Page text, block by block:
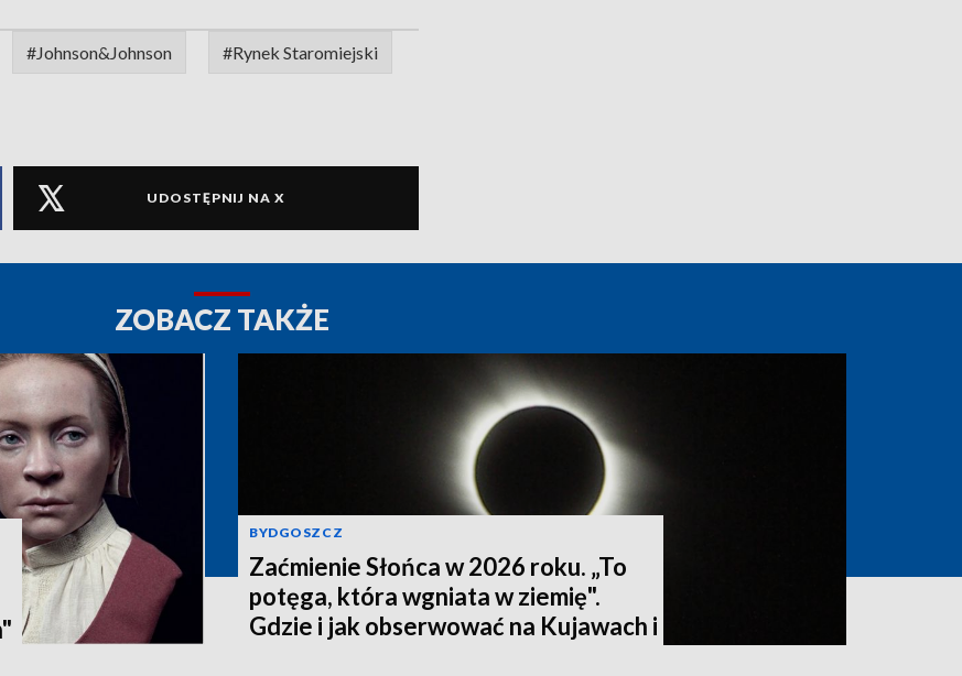
#Johnson&Johnson #Rynek Staromiejski
UDOSTĘPNIJ NA X
ZOBACZ TAKŻE
BYDGOSZCZ
Zaćmienie Słońca w 2026 roku. „To
potęga, która wgniata w ziemię".
Gdzie i jak obserwować na Kujawach i